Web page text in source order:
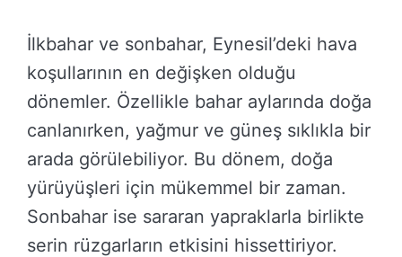
İlkbahar ve sonbahar, Eynesil’deki hava
koşullarının en değişken olduğu
dönemler. Özellikle bahar aylarında doğa
canlanırken, yağmur ve güneş sıklıkla bir
arada görülebiliyor. Bu dönem, doğa
yürüyüşleri için mükemmel bir zaman.
Sonbahar ise sararan yapraklarla birlikte
serin rüzgarların etkisini hissettiriyor.